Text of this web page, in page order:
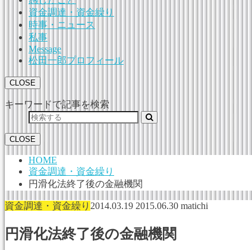
資金調達・資金繰り
時事・ニュース
私事
Message
松田一郎プロフィール
CLOSE
キーワードで記事を検索
CLOSE
HOME
資金調達・資金繰り
円滑化法終了後の金融機関
資金調達・資金繰り 2014.03.19 2015.06.30 matichi
円滑化法終了後の金融機関